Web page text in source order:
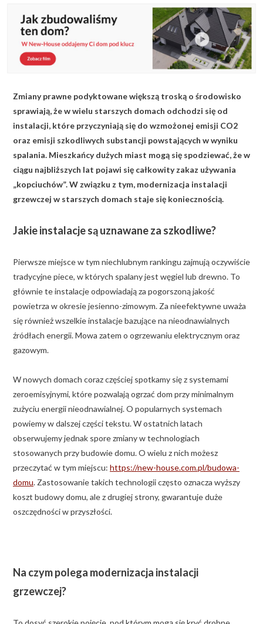
KALKULATOR BUDOWY
BLOG
O NAS
KONAKT
ZAPISZ SIĘ
Zmiany prawne podyktowane większą troską o środowisko
sprawiają, że w wielu starszych domach odchodzi się od
instalacji, które przyczyniają się do wzmożonej emisji CO2
oraz emisji szkodliwych substancji powstających w wyniku
spalania. Mieszkańcy dużych miast mogą się spodziewać, że w
ciągu najbliższych lat pojawi się całkowity zakaz używania
„kopciuchów”. W związku z tym, modernizacja instalacji
grzewczej w starszych domach staje się koniecznością.
Jakie instalacje są uznawane za szkodliwe?
Pierwsze miejsce w tym niechlubnym rankingu zajmują oczywiście
tradycyjne piece, w których spalany jest węgiel lub drewno. To
głównie te instalacje odpowiadają za pogorszoną jakość
powietrza w okresie jesienno-zimowym. Za nieefektywne uważa
się również wszelkie instalacje bazujące na nieodnawialnych
źródłach energii. Mowa zatem o ogrzewaniu elektrycznym oraz
gazowym.
W nowych domach coraz częściej spotkamy się z systemami
zeroemisyjnymi, które pozwalają ogrzać dom przy minimalnym
zużyciu energii nieodnawialnej. O popularnych systemach
powiemy w dalszej części tekstu. W ostatnich latach
obserwujemy jednak spore zmiany w technologiach
stosowanych przy budowie domu. O wielu z nich możesz
przeczytać w tym miejscu: https://new-house.com.pl/budowa-
domu. Zastosowanie takich technologii często oznacza wyższy
koszt budowy domu, ale z drugiej strony, gwarantuje duże
oszczędności w przyszłości.
Na czym polega modernizacja instalacji
grzewczej?